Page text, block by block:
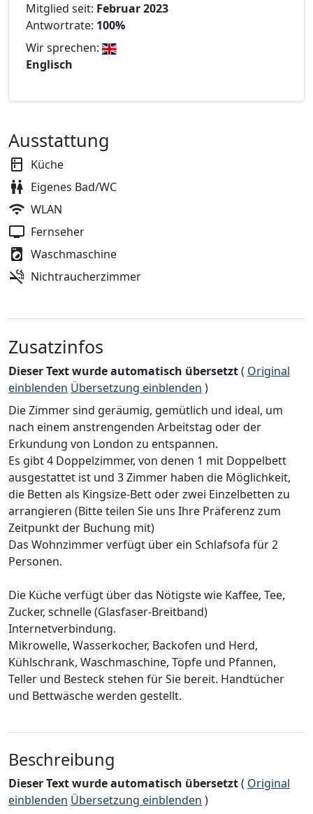
Mitglied seit: Februar 2023
Antwortrate: 100%
Wir sprechen:
Englisch
Ausstattung
Küche
Eigenes Bad/WC
WLAN
Fernseher
Waschmaschine
Nichtraucherzimmer
Zusatzinfos
Dieser Text wurde automatisch übersetzt( Original
einblenden Übersetzung einblenden )
Die Zimmer sind geräumig, gemütlich und ideal, um
nach einem anstrengenden Arbeitstag oder der
Erkundung von London zu entspannen.
Es gibt 4 Doppelzimmer, von denen 1 mit Doppelbett
ausgestattet ist und 3 Zimmer haben die Möglichkeit,
die Betten als Kingsize-Bett oder zwei Einzelbetten zu
arrangieren (Bitte teilen Sie uns Ihre Präferenz zum
Zeitpunkt der Buchung mit)
Das Wohnzimmer verfügt über ein Schlafsofa für 2
Personen.
Die Küche verfügt über das Nötigste wie Kaffee, Tee,
Zucker, schnelle (Glasfaser-Breitband)
Internetverbindung.
Mikrowelle, Wasserkocher, Backofen und Herd,
Kühlschrank, Waschmaschine, Töpfe und Pfannen,
Teller und Besteck stehen für Sie bereit. Handtücher
und Bettwäsche werden gestellt.
Beschreibung
Dieser Text wurde automatisch übersetzt( Original
einblenden Übersetzung einblenden )